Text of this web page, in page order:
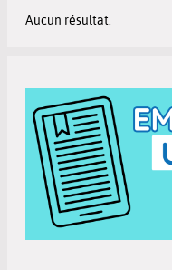
Aucun résultat.